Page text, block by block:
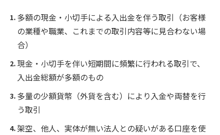
多額の現金・小切手による入出金を伴う取引（お客様
の業種や職業、これまでの取引内容等に見合わない場
合）
現金・小切手を伴い短期間に頻繁に行われる取引で、
入出金総額が多額のもの
多量の少額貨幣（外貨を含む）により入金や両替を行
う取引
架空、他人、実体が無い法人との疑いがある口座を使